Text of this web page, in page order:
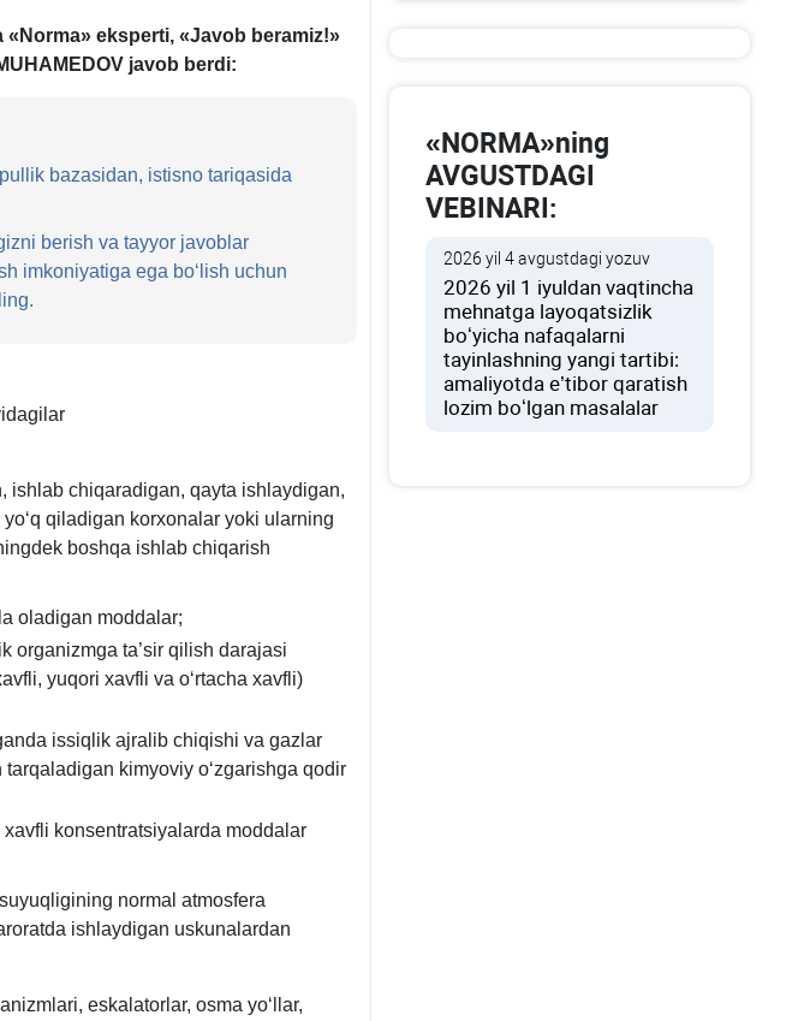
eksperti, «Javob beramiz!»
javob berdi:
bazasidan, istisno tariqasida
berish va tayyor javoblar
imkoniyatiga ega boʻlish uchun
ishlab chiqaradigan, qayta ishlaydigan,
qiladigan korхonalar yoki ularning
boshqa ishlab chiqarish
oladigan moddalar;
organizmga ta’sir qilish darajasi
yuqori хavfli va oʻrtacha хavfli)
issiqlik ajralib chiqishi va gazlar
tarqaladigan kimyoviy oʻzgarishga qodir
konsentratsiyalarda moddalar
normal atmosfera
ishlaydigan uskunalardan
eskalatorlar, osma yoʻllar,
«NORMA»ning
AVGUSTDAGI
VEBINARI:
2026 yil 4 avgustdagi yozuv
2026 yil 1 iyuldan vaqtincha
mehnatga layoqatsizlik
boʻyicha nafaqalarni
tayinlashning yangi tartibi:
amaliyotda e’tibor qaratish
lozim boʻlgan masalalar